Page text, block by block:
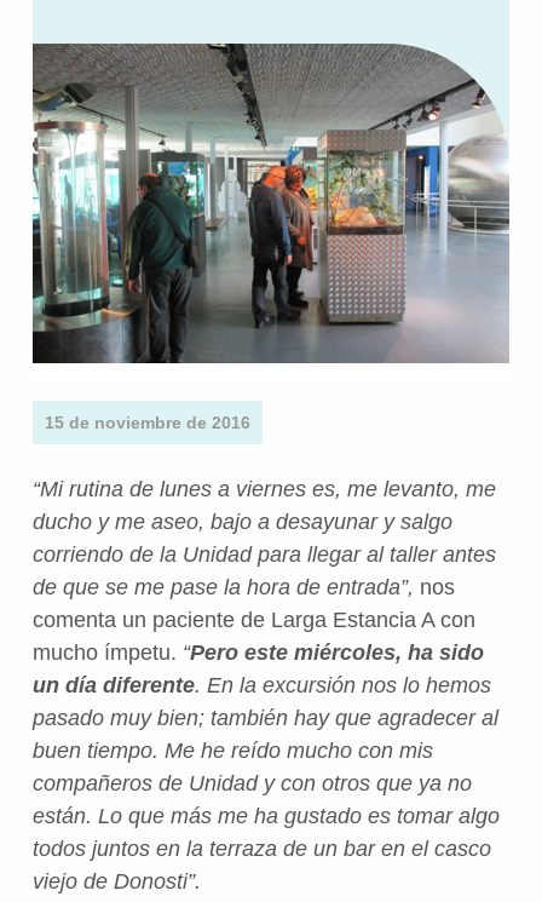
15 de noviembre de 2016
“Mi rutina de lunes a viernes es, me levanto, me
ducho y me aseo, bajo a desayunar y salgo
corriendo de la Unidad para llegar al taller antes
de que se me pase la hora de entrada”, nos
comenta un paciente de Larga Estancia A con
mucho ímpetu. “Pero este miércoles, ha sido
un día diferente. En la excursión nos lo hemos
pasado muy bien; también hay que agradecer al
buen tiempo. Me he reído mucho con mis
compañeros de Unidad y con otros que ya no
están. Lo que más me ha gustado es tomar algo
todos juntos en la terraza de un bar en el casco
viejo de Donosti”.